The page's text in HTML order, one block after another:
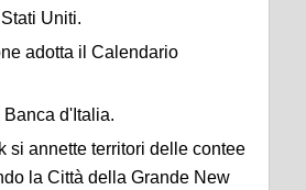
Uniti.
adotta il Calendario
d'Italia.
si annette territori delle contee
la Città della Grande New